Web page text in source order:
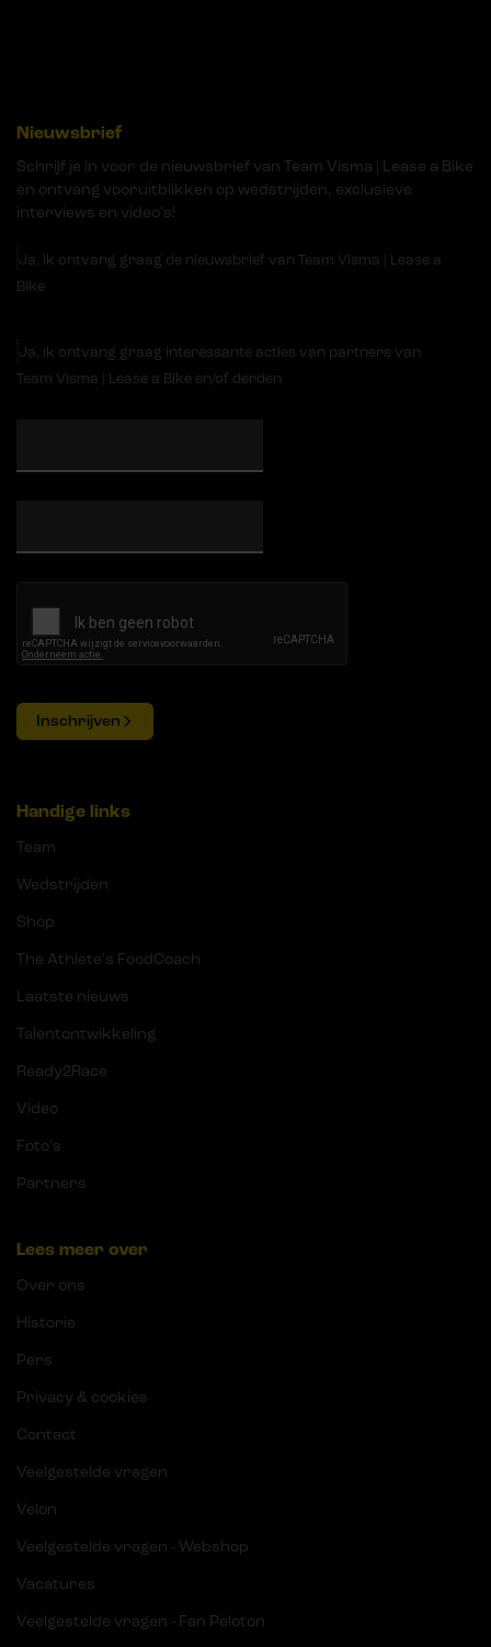
Nieuwsbrief
Schrijf je in voor de nieuwsbrief van Team Visma | Lease a Bike
en ontvang vooruitblikken op wedstrijden, exclusieve
interviews en video's!
Ja, ik ontvang graag de nieuwsbrief van Team Visma | Lease a
Bike
Ja, ik ontvang graag interessante acties van partners van
Team Visma | Lease a Bike en/of derden
Inschrijven
Handige links
Team
Wedstrijden
Shop
The Athlete's FoodCoach
Laatste nieuws
Talentontwikkeling
Ready2Race
Video
Foto's
Partners
Lees meer over
Over ons
Historie
Pers
Privacy & cookies
Contact
Veelgestelde vragen
Velon
Veelgestelde vragen - Webshop
Vacatures
Veelgestelde vragen - Fan Peloton